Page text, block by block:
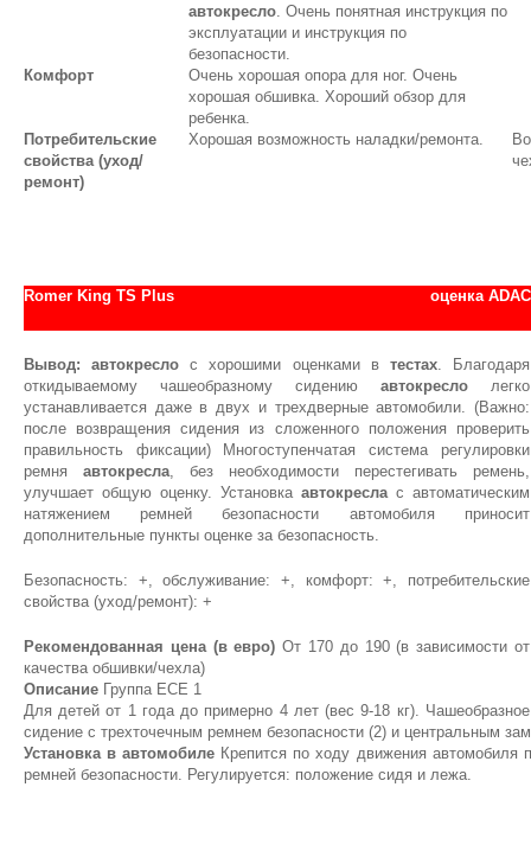
автокресло. Очень понятная инструкция по
эксплуатации и инструкция по
безопасности.
Комфорт
Очень хорошая опора для ног. Очень
хорошая обшивка. Хороший обзор для
ребенка.
Потребительские
свойства (уход/
ремонт)
Хорошая возможность наладки/ремонта.
Romer King TS Plus оценка
Вывод: автокреслос хорошими оценками в тестах. Благодаря
откидываемому чашеобразному сидению автокресло легко
устанавливается даже в двух и трехдверные автомобили. (Важно:
после возвращения сидения из сложенного положения проверить
правильность фиксации) Многоступенчатая система регулировки
ремня автокресла, без необходимости перестегивать ремень,
улучшает общую оценку. Установка автокреслас автоматическим
натяжением ремней безопасности автомобиля приносит
дополнительные пункты оценке за безопасность.
Безопасность: +, обслуживание: +, комфорт: +, потребительские
свойства (уход/ремонт): +
Рекомендованная цена (в евро) От 170 до 190 (в зависимости от
качества обшивки/чехла)
Описание Группа ЕСЕ 1
Для детей от 1 года до примерно 4 лет (вес 9-18 кг). Чашеобразное
сидение с трехточечным ремнем безопасности (2) и центральным
Установка в автомобиле Крепится по ходу движения автомобиля
ремней безопасности. Регулируется: положение сидя и лежа.